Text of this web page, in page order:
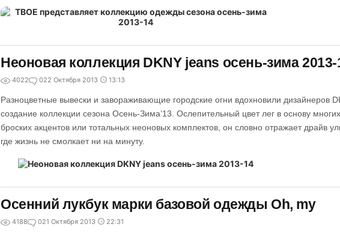
Неоновая коллекция DKNY jeans осень-зима 2013-
4022 022 Октября 2013 13:13
Разноцветные вывески и завораживающие городские огни вдохновили дизайнеров
создание коллекции сезона Осень-Зима’13. Ослепительный цвет лег в основу
броских акцентов или тотальных неоновых комплектов, он словно отражает драйв
где жизнь не смолкает ни на минуту.
Осенний лукбук марки базовой одежды Oh, my
4188 021 Октября 2013 22:31